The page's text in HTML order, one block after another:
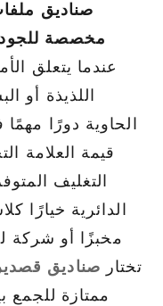
صناديق
مخصصة
عندما يتعلق
اللذيذة أو
الحاوية دورًا
قيمة العلامة
التغليف
الدائرية خيارًا
مخبزًا أو شركة
تختار صناديق
ممتازة للجمع